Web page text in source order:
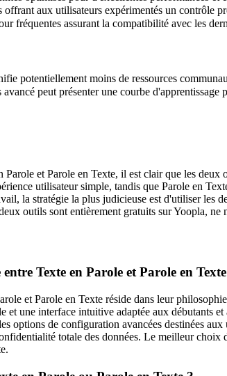
aux utilisateurs expérimentés un contrôle
fréquentes assurant la compatibilité avec les
potentiellement moins de ressources
peut présenter une courbe d'apprentissage
Parole et Parole en Texte, il est clair que les
utilisateur simple, tandis que Parole en
la stratégie la plus judicieuse est d'utiliser les
outils sont entièrement gratuits sur Yoopla,
Texte en Parole et Parole en
et Parole en Texte réside dans leur
une interface intuitive adaptée aux débutants
options de configuration avancées destinées
totale des données. Le meilleur